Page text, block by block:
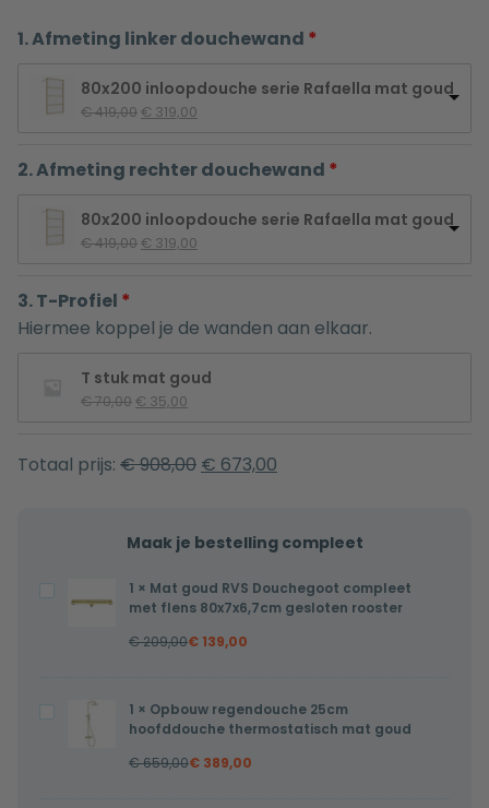
1. Afmeting linker douchewand
80x200 inloopdouche serie Rafaella mat goud
€ 419,00Oorspronkelijke
€ 419,00.
€ 319,00
€ 319,00.
2. Afmeting rechter douchewand
80x200 inloopdouche serie Rafaella mat goud
€ 419,00Oorspronkelijke
€ 319,00
3. T-Profiel
Hiermee koppel je de wanden aan elkaar.
T stuk mat goud
€ 70,00Oorspronkelijke
€ 70,00.
€ 35,00
€ 35,00.
Totaal prijs: €908,00 € 673,00
Maak je bestelling compleet
compleet
met
1 × Mat goud RVS Douchegoot compleet
met flens 80x7x6,7cm gesloten rooster
€209,00€ 139,00
Opbouw
regendouche
1 × Opbouw regendouche 25cm
hoofddouche thermostatisch mat goud
€659,00€ 389,00